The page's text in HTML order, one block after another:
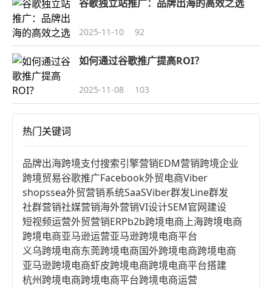
谷歌独立站推广：品牌出海的高效之选
2025-11-10 92
如何通过谷歌推广提高ROI？
2025-11-08 103
热门关键词
品牌出海跨境支付搜索引擎营销EDM营销跨境企业
跨境贸易谷歌推广Facebook外贸电商Viber
shopssea外贸营销系统SaaSViber群发Line群发
社群营销社媒营销海外营销VI设计SEM官网建设
短视频运营外贸营销ERPb2b跨境电商上海跨境电商
跨境电商亚马逊运营亚马逊跨境电商平台
义乌跨境电商东莞跨境电商国外跨境电商跨境电商
亚马逊跨境电商虾皮跨境电商跨境电商平台搭建
杭州跨境电商跨境电商平台跨境电商运营